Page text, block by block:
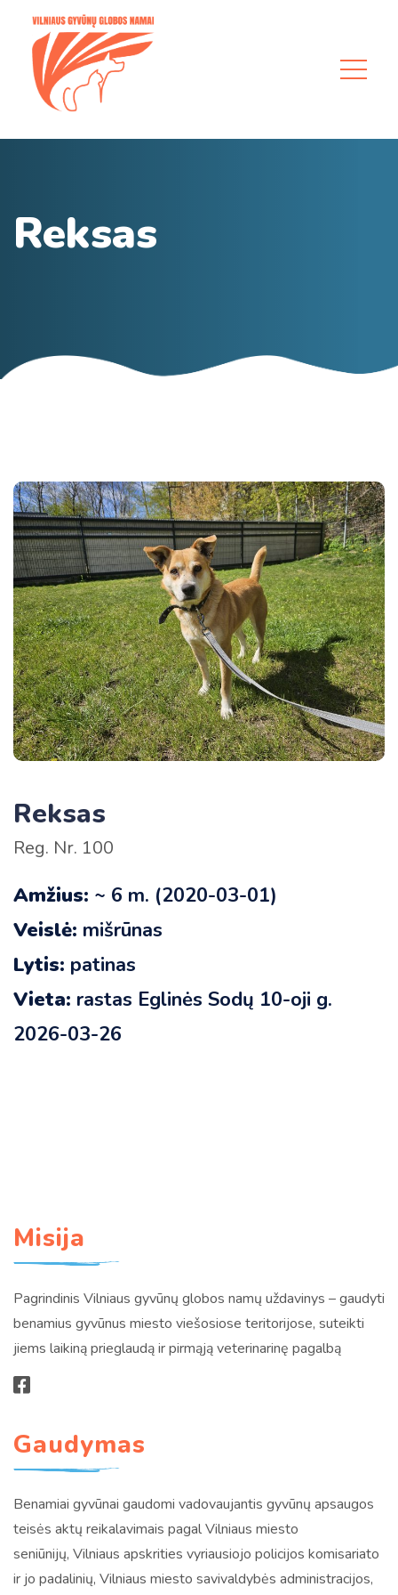
Reksas
Reksas
Reg. Nr. 100
Amžius: ~ 6 m. (2020-03-01)
Veislė: mišrūnas
Lytis: patinas
Vieta: rastas Eglinės Sodų 10-oji g.
2026-03-26
Misija
Pagrindinis Vilniaus gyvūnų globos namų uždavinys – gaudyti
benamius gyvūnus miesto viešosiose teritorijose, suteikti
jiems laikiną prieglaudą ir pirmąją veterinarinę pagalbą
Gaudymas
Benamiai gyvūnai gaudomi vadovaujantis gyvūnų apsaugos
teisės aktų reikalavimais pagal Vilniaus miesto
seniūnijų, Vilniaus apskrities vyriausiojo policijos komisariato
ir jo padalinių, Vilniaus miesto savivaldybės administracijos,